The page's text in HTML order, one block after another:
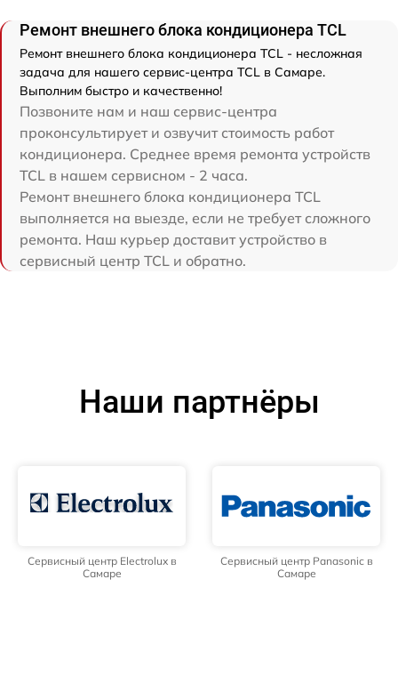
Ремонт внешнего блока кондиционера TCL
Ремонт внешнего блока кондиционера TCL - несложная
задача для нашего сервис-центра TCL в Самаре.
Выполним быстро и качественно!
Позвоните нам и наш сервис-центра
проконсультирует и озвучит стоимость работ
кондиционера. Среднее время ремонта устройств
TCL в нашем сервисном - 2 часа.
Ремонт внешнего блока кондиционера TCL
выполняется на выезде, если не требует сложного
ремонта. Наш курьер доставит устройство в
сервисный центр TCL и обратно.
Наши партнёры
Сервисный центр Electrolux в
Самаре
Сервисный центр Panasonic в
Самаре